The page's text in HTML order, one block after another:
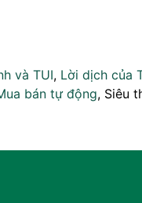
và TUI, Lời dịch của
bán tự động, Siêu